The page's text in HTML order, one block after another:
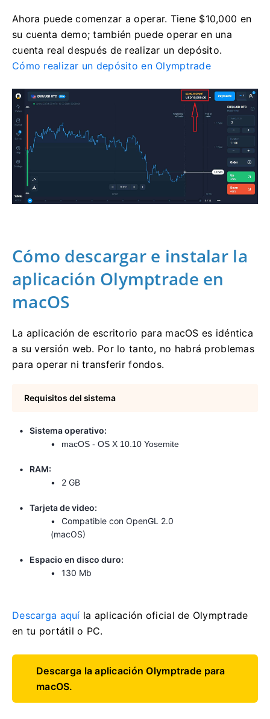
Ahora puede comenzar a operar. Tiene $10,000 en
su cuenta demo; también puede operar en una
cuenta real después de realizar un depósito.
Cómo realizar un depósito en Olymptrade
Cómo descargar e instalar la
aplicación Olymptrade en
macOS
La aplicación de escritorio para macOS es idéntica
a su versión web. Por lo tanto, no habrá problemas
para operar ni transferir fondos.
Requisitos del sistema
Sistema operativo:
macOS - OS X 10.10 Yosemite
RAM:
2 GB
Tarjeta de video:
Compatible con OpenGL 2.0
(macOS)
Espacio en disco duro:
130 Mb
Descarga aquí la aplicación oficial de Olymptrade
en tu portátil o PC.
Descarga la aplicación Olymptrade para
macOS.